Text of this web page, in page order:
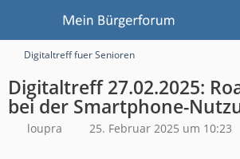
Digitaltreff fuer Senioren
Digitaltreff 27.02.2025:
bei der Smartphone-
loupra 25. Februar 2025 um 10:23